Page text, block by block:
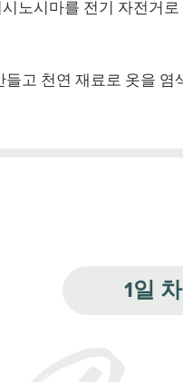
노시마를 전기 자전거로
고 천연 재료로 옷을 염
1일 차